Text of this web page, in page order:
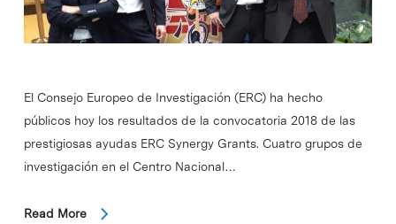
El Consejo Europeo de Investigación (ERC) ha hecho
públicos hoy los resultados de la convocatoria 2018 de las
prestigiosas ayudas ERC Synergy Grants. Cuatro grupos de
investigación en el Centro Nacional…
Read More